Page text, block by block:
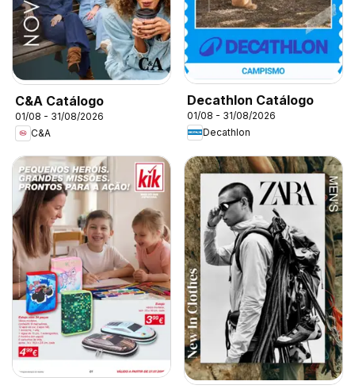
C&A Catálogo
01/08 - 31/08/2026
C&A
Decathlon Catálogo
01/08 - 31/08/2026
Decathlon